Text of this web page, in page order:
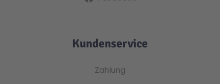
Kundenservice
Zahlung